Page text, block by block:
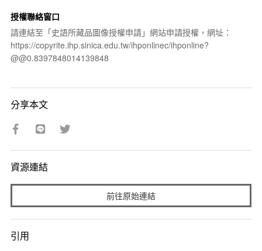
授權聯絡窗口
請連結至「史語所藏品圖像授權申請」網站申請授權，網址：
https://copyrite.ihp.sinica.edu.tw/ihponlinec/ihponline?
@@0.8397848014139848
分享本文
資源連結
前往原始連結
引用